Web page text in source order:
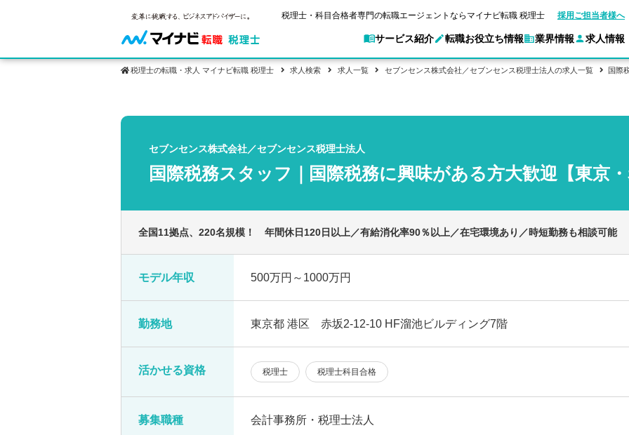
税理士・科目合格者専門の転職エージェントならマイナビ転職 税理士 採用ご担当者様へ
サービス紹介
サービス紹介
マイナビ転職 税理士とは？ ご利用ガイド
キ
よくあるご質問
転職お役立ち情報
転職お役立ち情報
ご状況別転職ガイド
2回目以降の転職の方へ
未経験分野への転職
転職活動お役
ストレス診断
業界情報
業界情報
税理士試験情報
税理士試験合格後の流れ
企業情報
求人情報
求人情報
保有資格別求人情報 業界別求人情報
コンサルティングファームへの転職
税理士の転職・求人 マイナビ転職 税理士 求人検索 求人一覧 セブンセンス株式会社／セブンセンス税理士法人の求人一覧 国際
セブンセンス株式会社／セブンセンス税理士法人
国際税務スタッフ｜国際税務に興味がある方大歓迎【東京
全国11拠点、220名規模！ 年間休日120日以上／有給消化率90％以上／在宅環境あり／時短勤務も相談可能
モデル年収 500万円～1000万円
勤務地 東京都 港区 赤坂2-12-10 HF溜池ビルディング7階
活かせる資格 税理士 税理士科目合格
募集職種 会計事務所・税理士法人